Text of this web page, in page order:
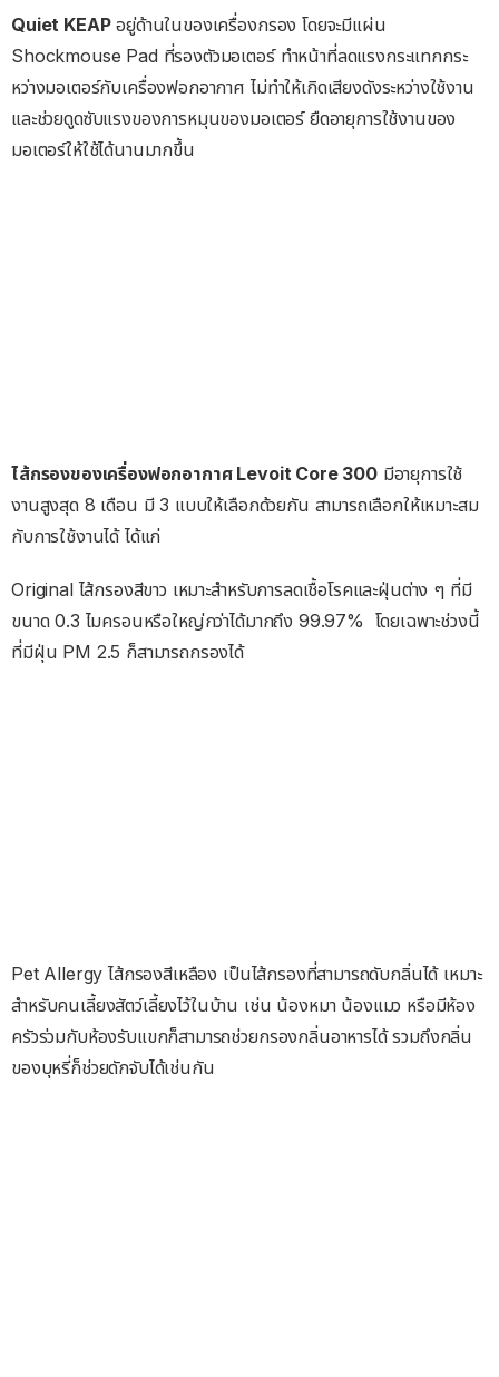
Quiet KEAPอยู่ด้านในของเครื่องกรอง โดยจะมีแผ่น
Shockmouse Pad ที่รองตัวมอเตอร์ ทำหน้าที่ลดแรงกระแทกกระ
หว่างมอเตอร์กับเครื่องฟอกอากาศ ไม่ทำให้เกิดเสียงดังระหว่างใช้งาน
และช่วยดูดซับแรงของการหมุนของมอเตอร์ ยืดอายุการใช้งานของ
มอเตอร์ให้ใช้ได้นานมากขึ้น
ไส้กรองของเครื่องฟอกอากาศ Levoit Core 300มีอายุการใช้
งานสูงสุด 8 เดือน มี 3 แบบให้เลือกด้วยกัน สามารถเลือกให้เหมาะสม
กับการใช้งานได้ ได้แก่
Original ไส้กรองสีขาว เหมาะสำหรับการลดเชื้อโรคและฝุ่นต่าง ๆ ที่มี
ขนาด 0.3 ไมครอนหรือใหญ่กว่าได้มากถึง 99.97% โดยเฉพาะช่วงนี้
ที่มีฝุ่น PM 2.5 ก็สามารถกรองได้
Pet Allergy ไส้กรองสีเหลือง เป็นไส้กรองที่สามารถดับกลิ่นได้ เหมาะ
สำหรับคนเลี้ยงสัตว์เลี้ยงไว้ในบ้าน เช่น น้องหมา น้องแมว หรือมีห้อง
ครัวร่วมกับห้องรับแขกก็สามารถช่วยกรองกลิ่นอาหารได้ รวมถึงกลิ่น
ของบุหรี่ก็ช่วยดักจับได้เช่นกัน